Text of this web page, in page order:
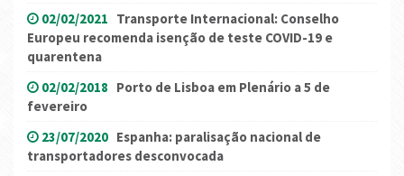
02/02/2021 Transporte Internacional: Conselho
Europeu recomenda isenção de teste COVID-19 e
quarentena
02/02/2018 Porto de Lisboa em Plenário a 5 de
fevereiro
23/07/2020 Espanha: paralisação nacional de
transportadores desconvocada